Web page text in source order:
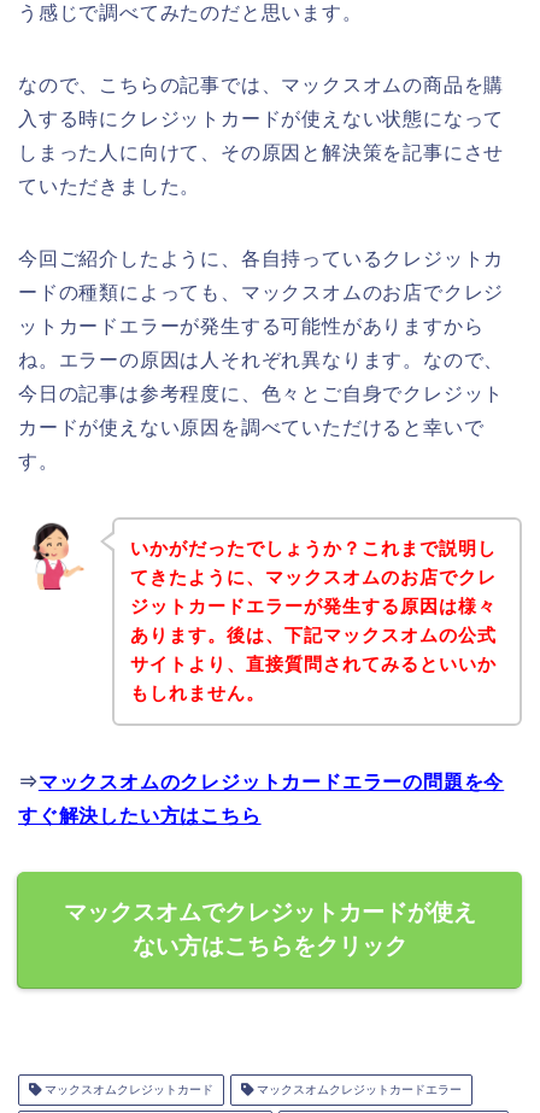
う感じで調べてみたのだと思います。
なので、こちらの記事では、マックスオムの商品を購
入する時にクレジットカードが使えない状態になって
しまった人に向けて、その原因と解決策を記事にさせ
ていただきました。
今回ご紹介したように、各自持っているクレジットカ
ードの種類によっても、マックスオムのお店でクレジ
ットカードエラーが発生する可能性がありますから
ね。エラーの原因は人それぞれ異なります。なので、
今日の記事は参考程度に、色々とご自身でクレジット
カードが使えない原因を調べていただけると幸いで
す。
いかがだったでしょうか？これまで説明し
てきたように、マックスオムのお店でクレ
ジットカードエラーが発生する原因は様々
あります。後は、下記マックスオムの公式
サイトより、直接質問されてみるといいか
もしれません。
⇒マックスオムのクレジットカードエラーの問題を今
すぐ解決したい方はこちら
マックスオムでクレジットカードが使え
ない方はこちらをクリック
マックスオムクレジットカード マックスオムクレジットカードエラー